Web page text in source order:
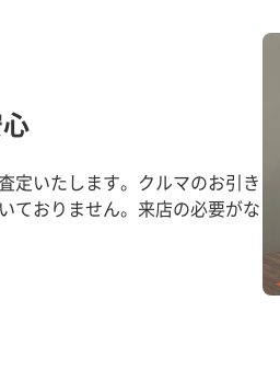
定いたします。クルマのお引き
ておりません。来店の必要がな